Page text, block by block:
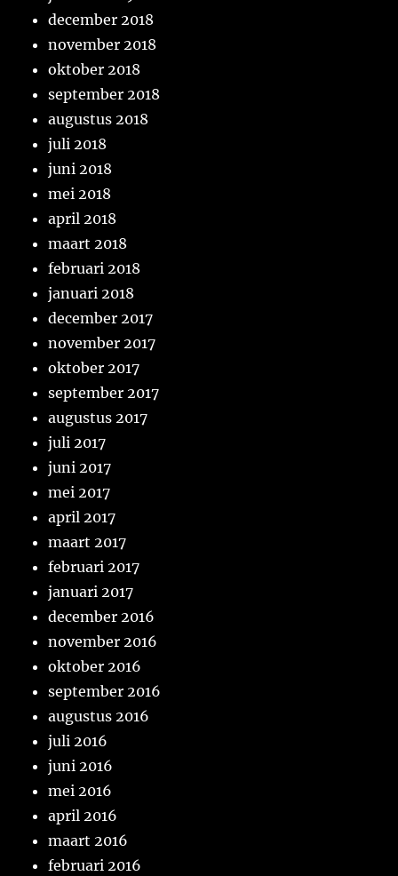
december 2018
november 2018
oktober 2018
september 2018
augustus 2018
juli 2018
juni 2018
mei 2018
april 2018
maart 2018
februari 2018
januari 2018
december 2017
november 2017
oktober 2017
september 2017
augustus 2017
juli 2017
juni 2017
mei 2017
april 2017
maart 2017
februari 2017
januari 2017
december 2016
november 2016
oktober 2016
september 2016
augustus 2016
juli 2016
juni 2016
mei 2016
april 2016
maart 2016
februari 2016